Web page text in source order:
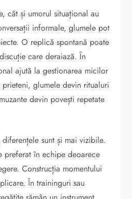
cât și umorul situațional au
informale, glumele pot
O replică spontană poate
care deraiază. În
ajută la gestionarea micilor
glumele devin ritualuri
devin povești repetate
sunt și mai vizibile.
preferat în echipe deoarece
Construcția momentului
În traininguri sau